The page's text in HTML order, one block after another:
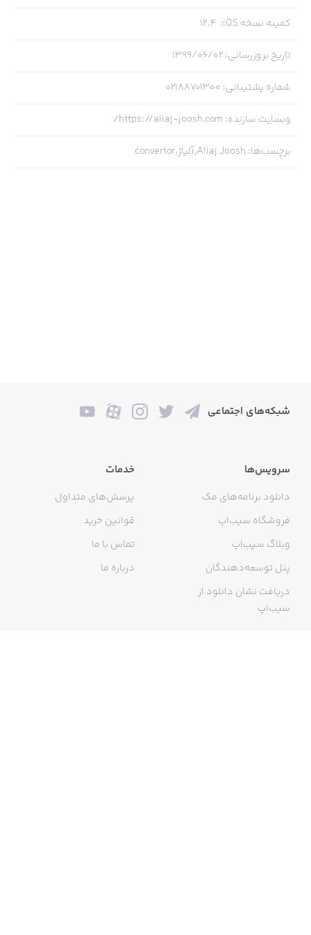
کمینه نسخه iOS :
12.4
تاریخ بروزرسانی:۱۳۹۹/۰۶/۰۲
شماره پشتیبانی: ۰۲۱۸۸۷۰۱۳۰۰
وبسایت سازنده:
https://aliaj-joosh.com/
برچسب‌ها: Aliaj Joosh,آلیاژ,convertor
شبکه‌های اجتماعی
سرویس‌ها
دانلود برنامه‌های مک
فروشگاه سیب‌اپ
وبلاگ سیب‌اپ
پنل توسعه‌دهندگان
دریافت نشان دانلود از
سیب‌اپ
خدمات
پرسش‌های متداول
قوانین خرید
تماس با ما
درباره ما